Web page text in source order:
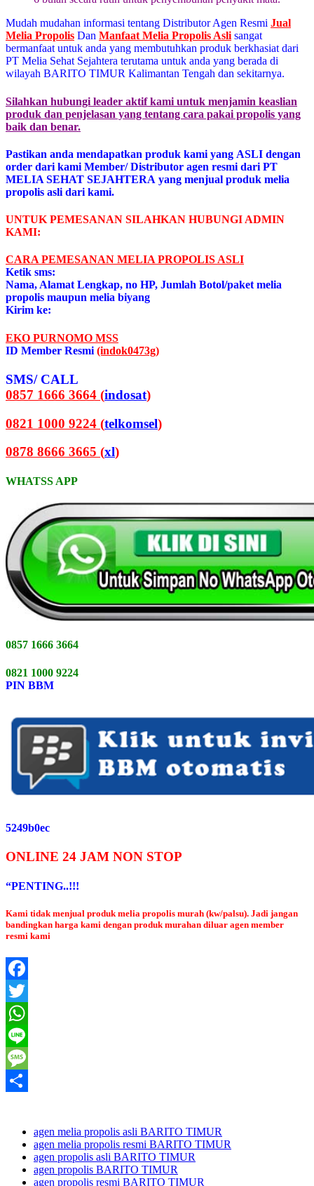
Mudah mudahan informasi tentang Distributor Agen Resmi Jual
Melia Propolis Dan Manfaat Melia Propolis Aslisangat
bermanfaat untuk anda yang membutuhkan produk berkhasiat dari
PT Melia Sehat Sejahtera terutama untuk anda yang berada di
wilayah BARITO TIMUR Kalimantan Tengah dan sekitarnya.
Silahkan hubungi leader aktif kami untuk menjamin keaslian
produk dan penjelasan yang tentang cara pakai propolis yang
baik dan benar.
Pastikan anda mendapatkan produk kami yang ASLI dengan
order dari kami Member/ Distributor agen resmi dari PT
MELIA SEHAT SEJAHTERA yang menjual produk melia
propolis asli dari kami.
UNTUK PEMESANAN SILAHKAN HUBUNGI ADMIN
KAMI:
CARA PEMESANAN MELIA PROPOLIS ASLI
Ketik sms:
Nama, Alamat Lengkap, no HP, Jumlah Botol/paket melia
propolis maupun melia biyang
Kirim ke:
EKO PURNOMO MSS
ID Member Resmi (indok0473g)
SMS/ CALL
0857 1666 3664 (indosat)
0821 1000 9224 (telkomsel)
0878 8666 3665 (xl)
WHATSS APP
0857 1666 3664
0821 1000 9224
PIN BBM
5249b0ec
ONLINE 24 JAM NON STOP
“PENTING..!!!
Kami tidak menjual produk melia propolis murah (kw/palsu). Jadi jangan
bandingkan harga kami dengan produk murahan diluar agen member
resmi kami
Facebook
Twitter
WhatsApp
Line
Message
agen melia propolis asli BARITO TIMUR
agen melia propolis resmi BARITO TIMUR
agen propolis asli BARITO TIMUR
agen propolis BARITO TIMUR
agen propolis resmi BARITO TIMUR